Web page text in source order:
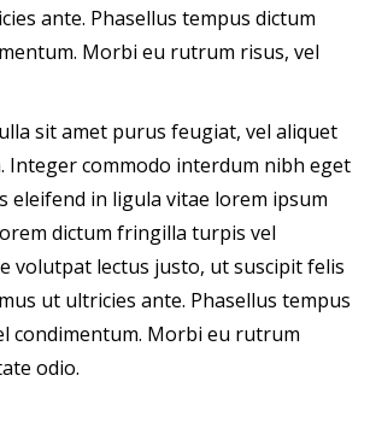
ante. Phasellus tempus dictum
Morbi eu rutrum risus, vel
sit amet purus feugiat, vel aliquet
Integer commodo interdum nibh eget
eleifend in ligula vitae lorem ipsum
dictum fringilla turpis vel
volutpat lectus justo, ut suscipit felis
ut ultricies ante. Phasellus tempus
condimentum. Morbi eu rutrum
odio.